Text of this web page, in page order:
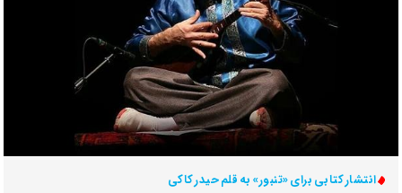
انتشار کتابی برای «تنبور» به قلم حیدر کاکی